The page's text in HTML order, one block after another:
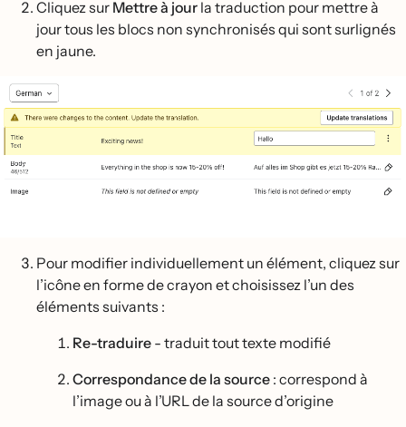
Cliquez sur Mettre à jour la traduction pour mettre à
jour tous les blocs non synchronisés qui sont surlignés
en jaune.
Pour modifier individuellement un élément, cliquez sur
l’icône en forme de crayon et choisissez l’un des
éléments suivants :
Re-traduire - traduit tout texte modifié
Correspondance de la source : correspond à
l’image ou à l’URL de la source d’origine